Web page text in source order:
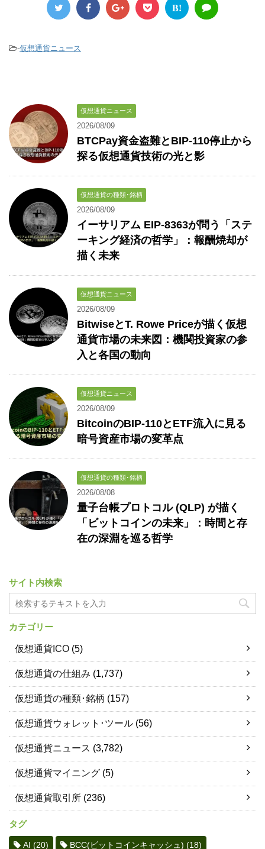
B!
-仮想通貨ニュース
仮想通貨ニュース
2026/08/09
BTCPay資金盗難とBIP-110停止から
探る仮想通貨技術の光と影
仮想通貨の種類･銘柄
2026/08/09
イーサリアム EIP-8363が問う「ステ
ーキング経済の哲学」：報酬焼却が
描く未来
仮想通貨ニュース
2026/08/09
BitwiseとT. Rowe Priceが描く仮想
通貨市場の未来図：機関投資家の参
入と各国の動向
仮想通貨ニュース
2026/08/09
BitcoinのBIP-110とETF流入に見る
暗号資産市場の変革点
仮想通貨の種類･銘柄
2026/08/08
量子台帳プロトコル (QLP) が描く
「ビットコインの未来」：時間と存
在の深淵を巡る哲学
サイト内検索
カテゴリー
仮想通貨ICO (5)
仮想通貨の仕組み (1,737)
仮想通貨の種類･銘柄 (157)
仮想通貨ウォレット･ツール (56)
仮想通貨ニュース (3,782)
仮想通貨マイニング (5)
仮想通貨取引所 (236)
タグ
AI (20) BCC(ビットコインキャッシュ) (18)